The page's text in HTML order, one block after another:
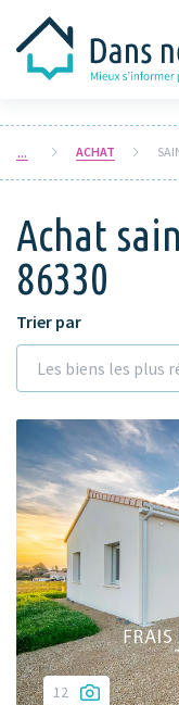
ACHAT
Achat
86330
Trier par
Les biens les plus
12